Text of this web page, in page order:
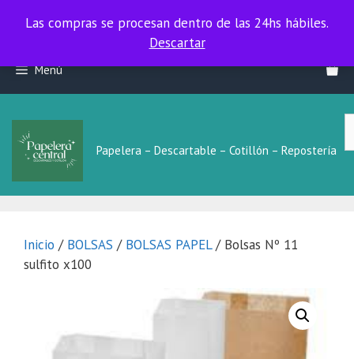
Las compras se procesan dentro de las 24hs hábiles.
Las compras se procesan dentro de las 24hs hábiles.
Descartar
contenido
Menú
Papelera – Descartable – Cotillón – Repostería
Inicio / BOLSAS / BOLSAS PAPEL/ Bolsas Nº 11
sulfito x100